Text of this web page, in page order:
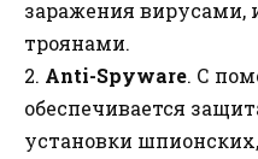
заражения вирусами,
троянами.
2. Anti-Spyware. С
обеспечивается
установки